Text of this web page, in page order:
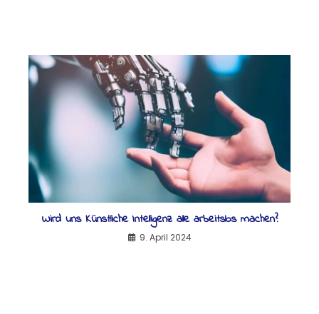
Wird uns Künstliche Intelligenz alle arbeitslos machen?
9. April 2024